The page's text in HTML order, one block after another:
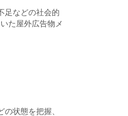
足などの社会的
た屋外広告物メ
状態を把握、